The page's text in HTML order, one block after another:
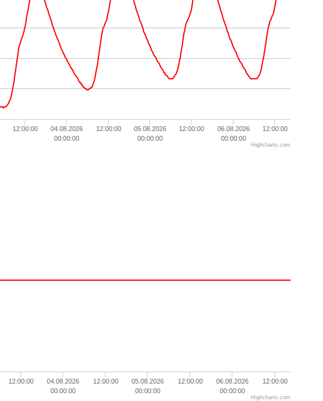
12:00:00
04.08.2026
00:00:00
12:00:00
05.08.2026
00:00:00
12:00:00
06.08.2026
00:00:00
12:00:00
Highcharts.com
12:00:00
04.08.2026
00:00:00
12:00:00
05.08.2026
00:00:00
12:00:00
06.08.2026
00:00:00
12:00:00
Highcharts.com